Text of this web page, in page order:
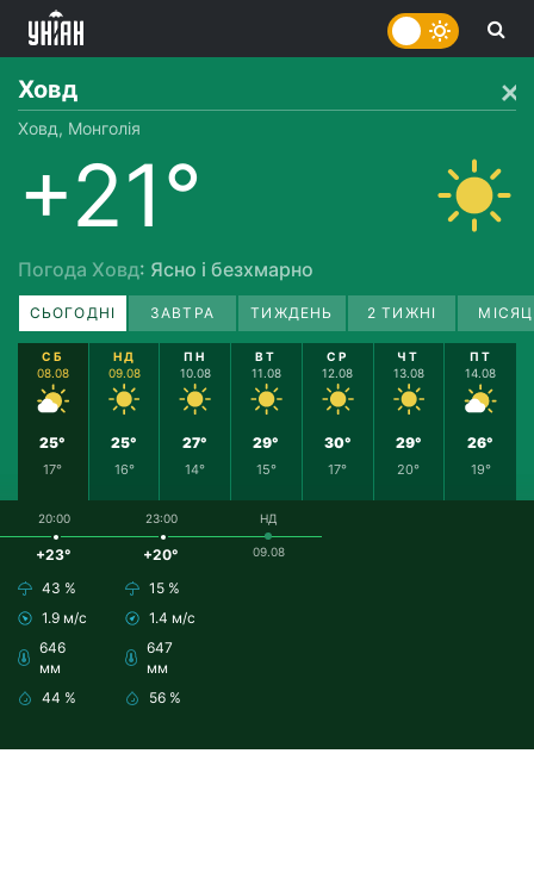
Ховд
Ховд, Монголія
+21°
Погода Ховд: Ясно і безхмарно
СЬОГОДНІ ЗАВТРА ТИЖДЕНЬ 2 ТИЖНІ
СБ
08.08
25°
17°
НД
09.08
25°
16°
ПН
10.08
27°
14°
ВТ
11.08
29°
15°
СР
12.08
30°
17°
ЧТ
13.08
29°
20°
ПТ
14.08
26°
19°
20:00
+23°
43 %
1.9 м/с
646
мм
44 %
23:00
+20°
15 %
1.4 м/с
647
мм
56 %
НД
09.08